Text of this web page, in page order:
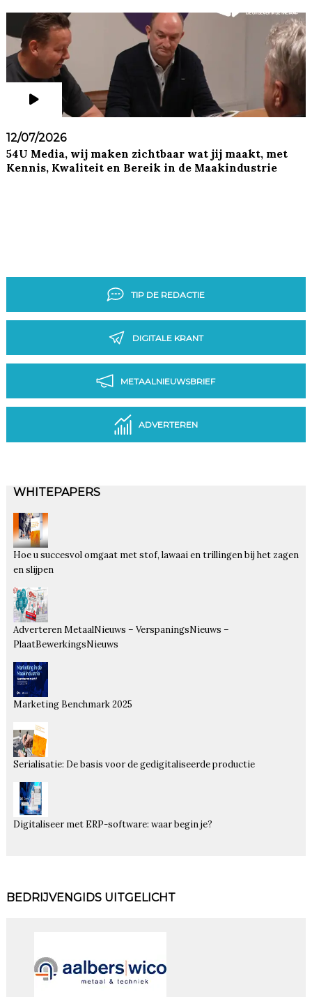
12/07/2026
54U Media, wij maken zichtbaar wat jij maakt, met
Kennis, Kwaliteit en Bereik in de Maakindustrie
TIP DE REDACTIE
DIGITALE KRANT
METAALNIEUWSBRIEF
ADVERTEREN
WHITEPAPERS
Hoe u succesvol omgaat met stof, lawaai en trillingen bij het zagen
en slijpen
Adverteren MetaalNieuws – VerspaningsNieuws –
PlaatBewerkingsNieuws
Marketing Benchmark 2025
Serialisatie: De basis voor de gedigitaliseerde productie
Digitaliseer met ERP-software: waar begin je?
BEDRIJVENGIDS UITGELICHT